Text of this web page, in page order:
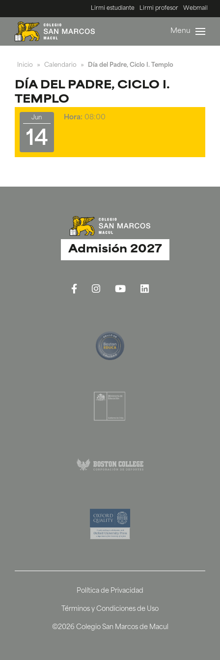
Lirmi estudiante Lirmi profesor Webmail
Menu
Inicio » Calendario » Día del Padre, Ciclo I. Templo
DÍA DEL PADRE, CICLO I.
TEMPLO
Jun
14
Hora: 08:00
Admisión 2027
©2026 Colegio San Marcos de Macul
Política de Privacidad
Términos y Condiciones de Uso